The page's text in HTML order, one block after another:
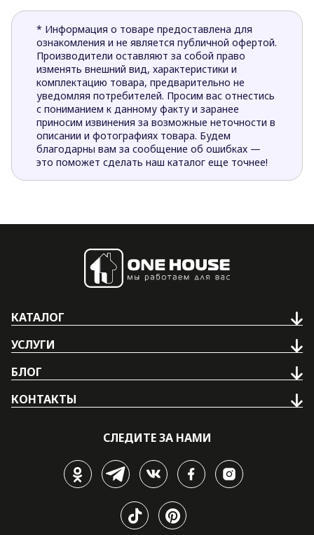
* Информация о товаре предоставлена для
ознакомления и не является публичной офертой.
Производители оставляют за собой право
изменять внешний вид, характеристики и
комплектацию товара, предварительно не
уведомляя потребителей. Просим вас отнестись
с пониманием к данному факту и заранее
приносим извинения за возможные неточности в
описании и фотографиях товара. Будем
благодарны вам за сообщение об ошибках —
это поможет сделать наш каталог еще точнее!
КАТАЛОГ
УСЛУГИ
БЛОГ
КОНТАКТЫ
СЛЕДИТЕ ЗА НАМИ